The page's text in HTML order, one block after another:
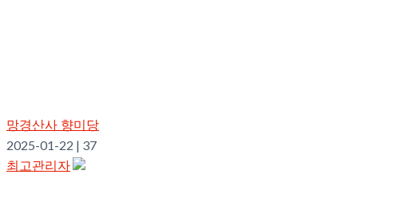
망경산사 향미당
2025-01-22 | 37
최고관리자